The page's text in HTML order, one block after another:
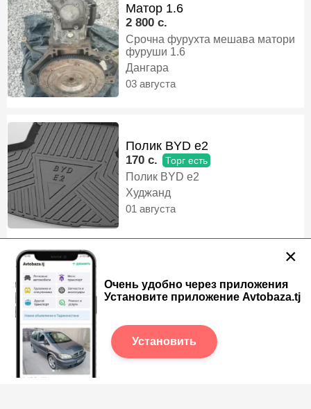
×
Очень удобно через приложения
Установите приложение Avtobaza.tj
Установить
Матор 1.6
2 800 c.
Срочна фурухта мешава матори
фуруши 1.6
Дангара
03 августа
Полик BYD e2
170 c. Торг есть
Полик BYD e2
Худжанд
01 августа
580 c.
Бакавой поворотник от BMW 1.3
01 августа